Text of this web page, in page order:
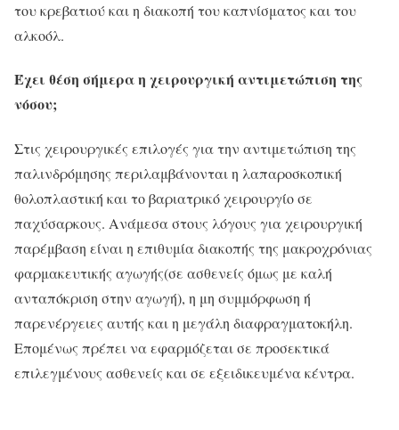
του κρεβατιού και η διακοπή του καπνίσματος και του
αλκοόλ.
Έχει θέση σήμερα η χειρουργική αντιμετώπιση της
νόσου;
Στις χειρουργικές επιλογές για την αντιμετώπιση της
παλινδρόμησης περιλαμβάνονται η λαπαροσκοπική
θολοπλαστική και το βαριατρικό χειρουργίο σε
παχύσαρκους. Ανάμεσα στους λόγους για χειρουργική
παρέμβαση είναι η επιθυμία διακοπής της μακροχρόνιας
φαρμακευτικής αγωγής(σε ασθενείς όμως με καλή
ανταπόκριση στην αγωγή), η μη συμμόρφωση ή
παρενέργειες αυτής και η μεγάλη διαφραγματοκήλη.
Επομένως πρέπει να εφαρμόζεται σε προσεκτικά
επιλεγμένους ασθενείς και σε εξειδικευμένα κέντρα.